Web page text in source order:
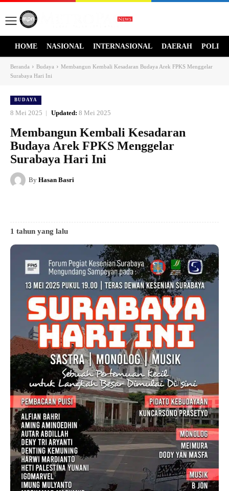
HOME NASIONAL INTERNASIONAL DAERAH
Beranda Budaya
Membangun Kembali Kesadaran Budaya Arek FPKS Menggelar
Surabaya Hari Ini
BUDAYA
8 Mei 2025 Updated: 8 Mei 2025
Membangun Kembali Kesadaran
Budaya Arek FPKS Menggelar
Surabaya Hari Ini
By Hasan Basri
1 tahun yang lalu